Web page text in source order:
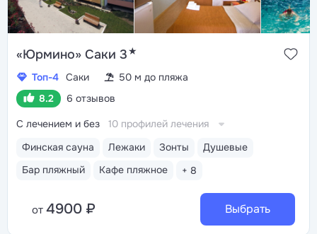
«Юрмино» Саки 3★
Топ-4 Саки
50 м до пляжа
8.2
6 отзывов
Финская сауна Лежаки Зонты
Душевые
Бар пляжный
Кафе пляжное + 8
С лечением и без 10 профилей лечения
от 4900 ₽ Выбрать